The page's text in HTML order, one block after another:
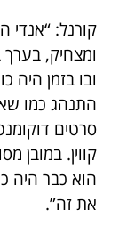
קורנל: “אנדי
ומצחיק,
ובו בזמן היה
התנהג כמו
סרטים
קווין. במובן
הוא כבר היה
את זה”.